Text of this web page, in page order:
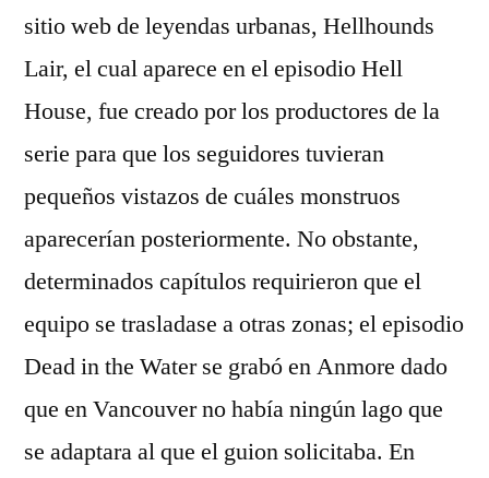
sitio web de leyendas urbanas, Hellhounds
Lair, el cual aparece en el episodio Hell
House, fue creado por los productores de la
serie para que los seguidores tuvieran
pequeños vistazos de cuáles monstruos
aparecerían posteriormente. No obstante,
determinados capítulos requirieron que el
equipo se trasladase a otras zonas; el episodio
Dead in the Water se grabó en Anmore dado
que en Vancouver no había ningún lago que
se adaptara al que el guion solicitaba. En